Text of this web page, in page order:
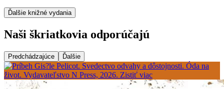
Ďalšie knižné vydania
Naši škriatkovia odporúčajú
Predchádzajúce Ďalšie